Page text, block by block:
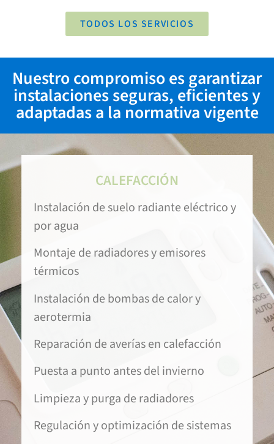
TODOS LOS SERVICIOS
Nuestro compromiso es garantizar
instalaciones seguras, eficientes y
adaptadas a la normativa vigente
CALEFACCIÓN
Instalación de suelo radiante eléctrico y
por agua
Montaje de radiadores y emisores
térmicos
Instalación de bombas de calor y
aerotermia
Reparación de averías en calefacción
Puesta a punto antes del invierno
Limpieza y purga de radiadores
Regulación y optimización de sistemas